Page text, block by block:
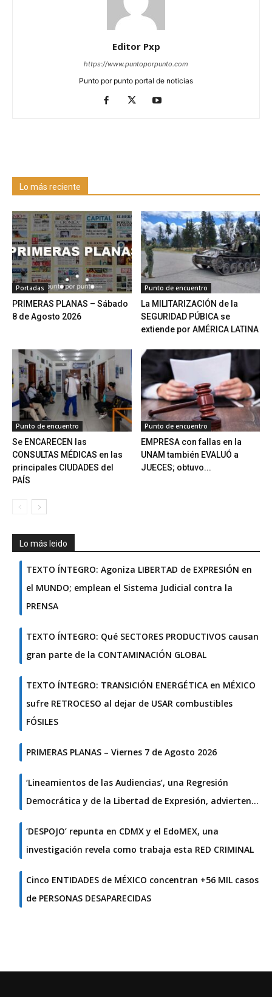
Editor Pxp
https://www.puntoporpunto.com
Punto por punto portal de noticias
Lo más reciente
Portadas
PRIMERAS PLANAS – Sábado
8 de Agosto 2026
Punto de encuentro
La MILITARIZACIÓN de la
SEGURIDAD PÚBICA se
extiende por AMÉRICA LATINA
Punto de encuentro
Se ENCARECEN las
CONSULTAS MÉDICAS en las
principales CIUDADES del
PAÍS
Punto de encuentro
EMPRESA con fallas en la
UNAM también EVALUÓ a
JUECES; obtuvo...
Lo más leido
TEXTO ÍNTEGRO: Agoniza LIBERTAD de EXPRESIÓN en
el MUNDO; emplean el Sistema Judicial contra la
PRENSA
TEXTO ÍNTEGRO: Qué SECTORES PRODUCTIVOS causan
gran parte de la CONTAMINACIÓN GLOBAL
TEXTO ÍNTEGRO: TRANSICIÓN ENERGÉTICA en MÉXICO
sufre RETROCESO al dejar de USAR combustibles
FÓSILES
PRIMERAS PLANAS – Viernes 7 de Agosto 2026
‘Lineamientos de las Audiencias’, una Regresión
Democrática y de la Libertad de Expresión, advierten…
‘DESPOJO’ repunta en CDMX y el EdoMEX, una
investigación revela como trabaja esta RED CRIMINAL
Cinco ENTIDADES de MÉXICO concentran +56 MIL casos
de PERSONAS DESAPARECIDAS